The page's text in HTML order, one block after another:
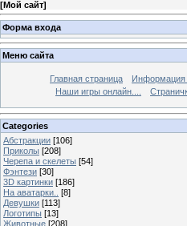
[Мой сайт]
Форма входа
Меню сайта
Главная страница Информация
Наши игры онлайн....
Categories
Абстракции [106]
Приколы [208]
Черепа и скелеты [54]
Фэнтези [30]
3D картинки [186]
На аватарки..
[8]
Девушки [113]
Логотипы [13]
Животные [208]